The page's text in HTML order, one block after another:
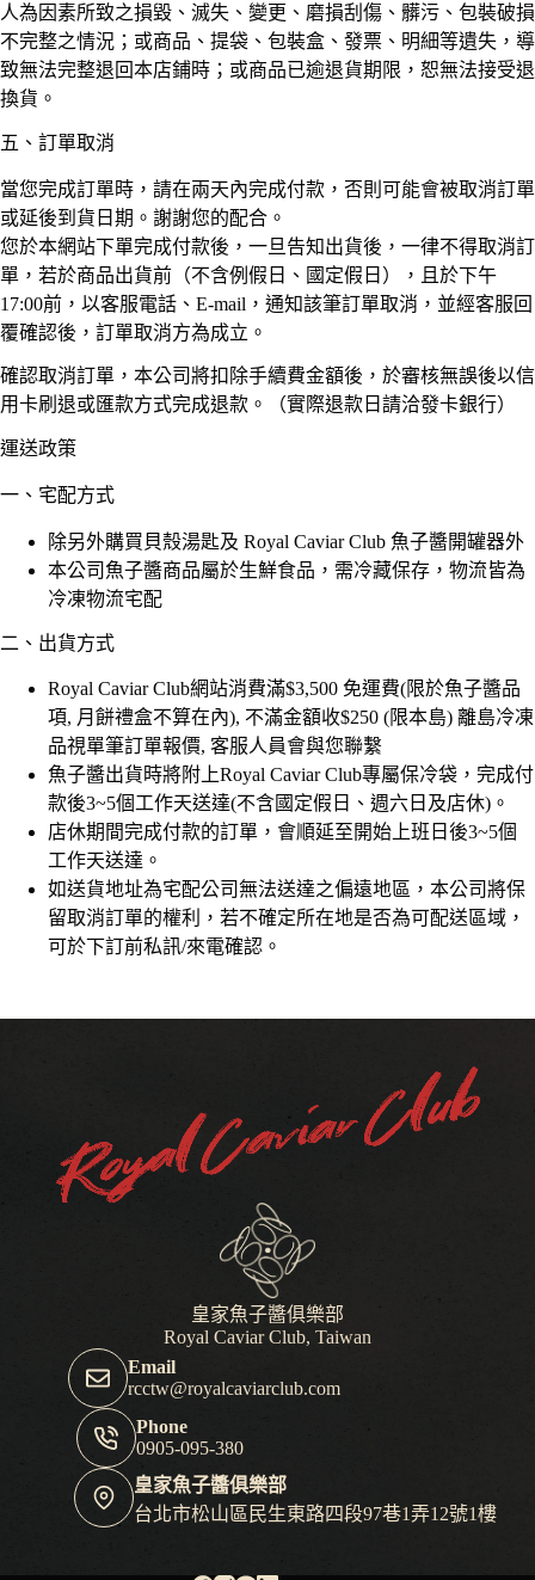
人為因素所致之損毀、滅失、變更、磨損刮傷、髒污、包裝破損
不完整之情況；或商品、提袋、包裝盒、發票、明細等遺失，導
致無法完整退回本店鋪時；或商品已逾退貨期限，恕無法接受退
換貨。
五、訂單取消
當您完成訂單時，請在兩天內完成付款，否則可能會被取消訂單
或延後到貨日期。謝謝您的配合。
您於本網站下單完成付款後，一旦告知出貨後，一律不得取消訂
單，若於商品出貨前（不含例假日、國定假日），且於下午
17:00前，以客服電話、E-mail，通知該筆訂單取消，並經客服回
覆確認後，訂單取消方為成立。
確認取消訂單，本公司將扣除手續費金額後，於審核無誤後以信
用卡刷退或匯款方式完成退款。（實際退款日請洽發卡銀行）
運送政策
一、宅配方式
除另外購買貝殼湯匙及 Royal Caviar Club 魚子醬開罐器外
本公司魚子醬商品屬於生鮮食品，需冷藏保存，物流皆為
冷凍物流宅配
二、出貨方式
Royal Caviar Club網站消費滿$3,500 免運費(限於魚子醬品
項, 月餅禮盒不算在內), 不滿金額收$250 (限本島) 離島冷凍
品視單筆訂單報價, 客服人員會與您聯繫
魚子醬出貨時將附上Royal Caviar Club專屬保冷袋，完成付
款後3~5個工作天送達(不含國定假日、週六日及店休)。
店休期間完成付款的訂單，會順延至開始上班日後3~5個
工作天送達。
如送貨地址為宅配公司無法送達之偏遠地區，本公司將保
留取消訂單的權利，若不確定所在地是否為可配送區域，
可於下訂前私訊/來電確認。
皇家魚子醬俱樂部
Royal Caviar Club, Taiwan
Email
rcctw@royalcaviarclub.com
Phone
0905-095-380
皇家魚子醬俱樂部
台北市松山區民生東路四段97巷1弄12號1樓